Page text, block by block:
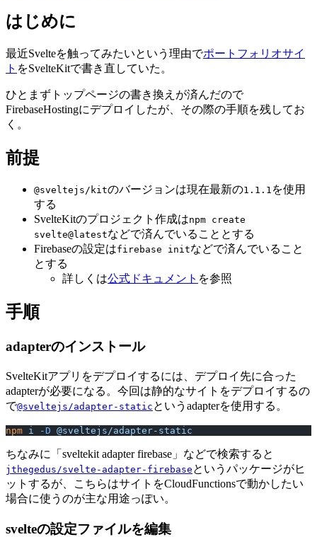
はじめに
最近Svelteを触ってみたいという理由でポートフォリオサイ
ト をSvelteKitで書き直していた。
ひとまずトップページの書き換えが済んだので
FirebaseHostingにデプロイしたが、その際の手順を残してお
く。
前提
@sveltejs/kitのバージョンは現在最新の1.1.1 を使用
する
SvelteKitのプロジェクト作成はnpm create
svelte@latestなどで済んでいることとする
Firebaseの設定はfirebase initなどで済んでいること
とする
詳しくは公式ドキュメント を参照
手順
adapterのインストール
SvelteKitアプリをデプロイするには、デプロイ先に合った
adapterが必要になる。今回は静的なサイトをデプロイするの
で@sveltejs/adapter-static というadapterを使用する。
npm i -D @sveltejs/adapter-static
ちなみに「sveltekit adapter firebase」などで検索すると
jthegedus/svelte-adapter-firebase というパッケージがヒ
ットするが、こちらはサイトをCloudFunctionsで動かしたい
場合に使うのが主な用途っぽい。
svelteの設定ファイルを編集